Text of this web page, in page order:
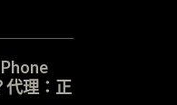
代理：正